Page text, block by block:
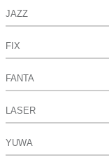
JAZZ
FIX
FANTA
LASER
YUWA